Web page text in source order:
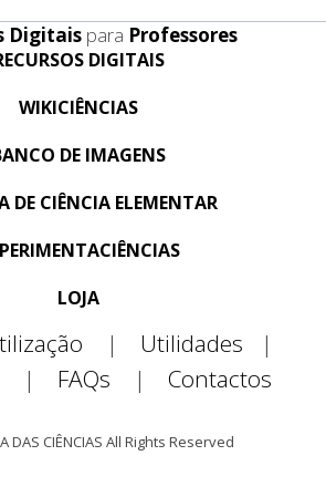
Digitais para Professores
DIGITAIS
WIKICIÊNCIAS
DE IMAGENS
DE CIÊNCIA ELEMENTAR
LOJA
| Utilidades
|
| FAQs | Contactos
DAS CIÊNCIAS All Rights Reserved